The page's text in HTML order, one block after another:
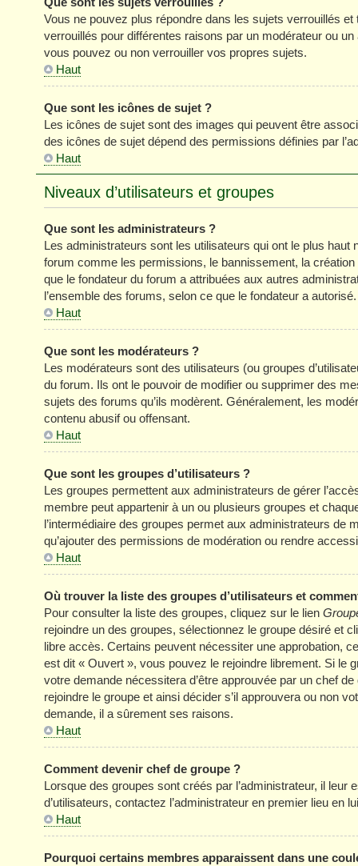
Vous ne pouvez plus répondre dans les sujets verrouillés
verrouillés pour différentes raisons par un modérateur ou
vous pouvez ou non verrouiller vos propres sujets.
Haut
Que sont les icônes de sujet ?
Les icônes de sujet sont des images qui peuvent être
des icônes de sujet dépend des permissions définies par
Haut
Niveaux d’utilisateurs et groupes
Que sont les administrateurs ?
Les administrateurs sont les utilisateurs qui ont le plus
forum comme les permissions, le bannissement, la
que le fondateur du forum a attribuées aux autres
l’ensemble des forums, selon ce que le fondateur a autorisé.
Haut
Que sont les modérateurs ?
Les modérateurs sont des utilisateurs (ou groupes
du forum. Ils ont le pouvoir de modifier ou supprimer des
sujets des forums qu’ils modèrent. Généralement, les
contenu abusif ou offensant.
Haut
Que sont les groupes d’utilisateurs ?
Les groupes permettent aux administrateurs de gérer
membre peut appartenir à un ou plusieurs groupes et
l’intermédiaire des groupes permet aux administrateurs
qu’ajouter des permissions de modération ou rendre
Haut
Où trouver la liste des groupes d’utilisateurs et
Pour consulter la liste des groupes, cliquez sur le lien
rejoindre un des groupes, sélectionnez le groupe désiré et
libre accès. Certains peuvent nécessiter une approbation,
est dit « Ouvert », vous pouvez le rejoindre librement. Si le
votre demande nécessitera d’être approuvée par un chef
rejoindre le groupe et ainsi décider s’il approuvera ou non
demande, il a sûrement ses raisons.
Haut
Comment devenir chef de groupe ?
Lorsque des groupes sont créés par l’administrateur, il
d’utilisateurs, contactez l’administrateur en premier lieu en
Haut
Pourquoi certains membres apparaissent dans une